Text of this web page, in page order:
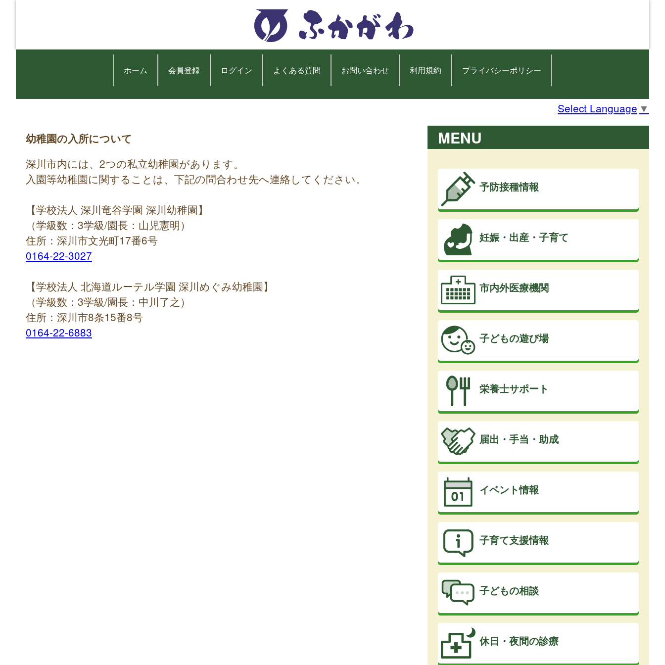
ホーム 会員登録 ログイン よくある質問 お問い合わせ 利用規約 プライバシーポリシー
Select Language ▼
幼稚園の入所について
深川市内には、2つの私立幼稚園があります。
入園等幼稚園に関することは、下記の問合わせ先へ連絡してください。
【学校法人 深川竜谷学園 深川幼稚園】
（学級数：3学級/園長：山児憲明）
住所：深川市文光町17番6号
0164-22-3027
【学校法人 北海道ルーテル学園 深川めぐみ幼稚園】
（学級数：3学級/園長：中川了之）
住所：深川市8条15番8号
0164-22-6883
MENU
予防接種情報
妊娠・出産・子育て
市内外医療機関
子どもの遊び場
栄養士サポート
届出・手当・助成
イベント情報
子育て支援情報
子どもの相談
休日・夜間の診療